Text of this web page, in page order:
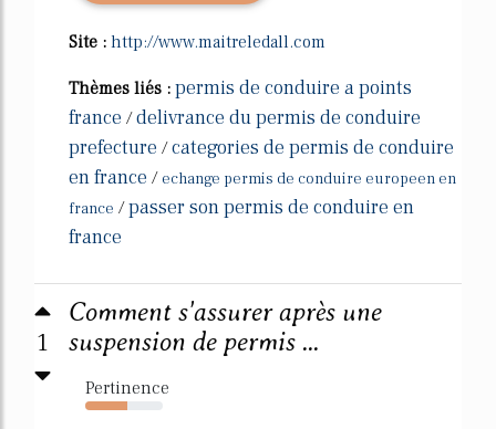
Site : http://www.maitreledall.com
Thèmes liés : permis de conduire a points
france /delivrance du permis de conduire
prefecture /categories de permis de conduire
en france / echange permis de conduire europeen en
france /passer son permis de conduire en
france
1
Comment s'assurer après une
suspension de permis ...
Pertinence
54%